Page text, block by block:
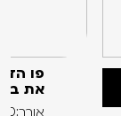
פו
את
אורך:60 דקות